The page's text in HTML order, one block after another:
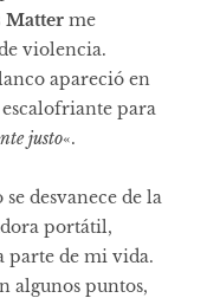
Matter me
violencia.
apareció en
para
justo«.
se desvanece de la
portátil,
parte de mi vida.
algunos puntos,